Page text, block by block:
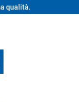
qualità.